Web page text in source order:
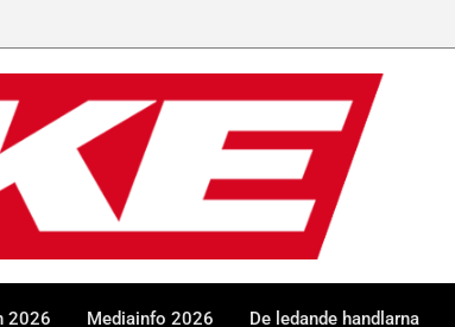
2026 Mediainfo 2026 De ledande handlarna